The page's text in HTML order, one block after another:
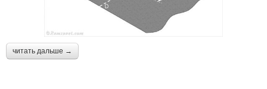
читать дальше →